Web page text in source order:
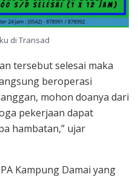
di Transad
tersebut selesai maka
beroperasi
mohon doanya dari
pekerjaan dapat
hambatan,” ujar
Kampung Damai yang